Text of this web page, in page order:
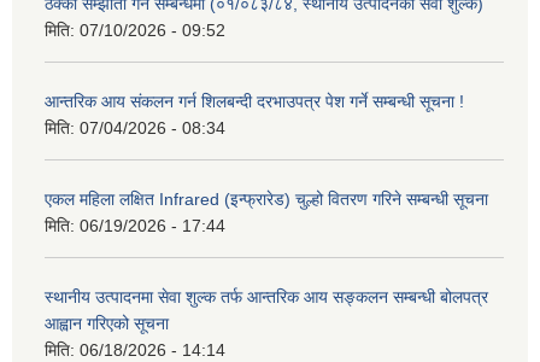
ठेक्का सम्झौता गर्ने सम्बन्धमा (०१/०८३/८४, स्थानीय उत्पादनको सेवा शुल्क)
मिति: 07/10/2026 - 09:52
आन्तरिक आय संकलन गर्न शिलबन्दी दरभाउपत्र पेश गर्ने सम्बन्धी सूचना !
मिति: 07/04/2026 - 08:34
एकल महिला लक्षित Infrared (इन्फ्रारेड) चुल्हो वितरण गरिने सम्बन्धी सूचना
मिति: 06/19/2026 - 17:44
स्थानीय उत्पादनमा सेवा शुल्क तर्फ आन्तरिक आय सङ्कलन सम्बन्धी बोलपत्र
आह्वान गरिएको सूचना
मिति: 06/18/2026 - 14:14